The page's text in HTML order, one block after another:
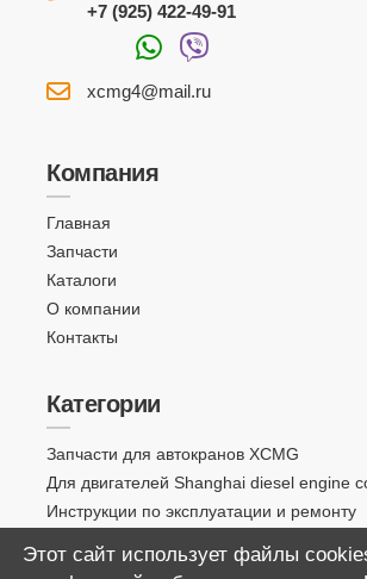
+7 (925) 422-49-91
xcmg4@mail.ru
Компания
Главная
Запчасти
Каталоги
О компании
Контакты
Категории
Запчасти для автокранов XCMG
Для двигателей Shanghai diesel engine
Инструкции по эксплуатации и ремонту
Этот сайт использует файлы